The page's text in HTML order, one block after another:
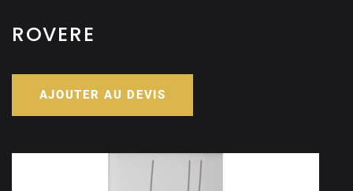
ROVERE
AJOUTER AU DEVIS